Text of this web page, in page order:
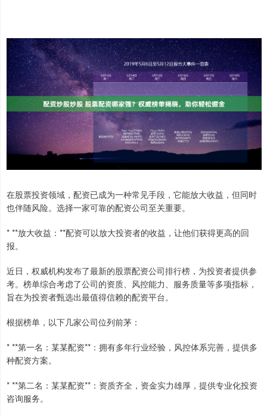
在股票投资领域，配资已成为一种常见手段，它能放大收益，但同时
也伴随风险。选择一家可靠的配资公司至关重要。
* **放大收益：**配资可以放大投资者的收益，让他们获得更高的回
报。
近日，权威机构发布了最新的股票配资公司排行榜，为投资者提供参
考。榜单综合考虑了公司的资质、风控能力、服务质量等多项指标，
旨在为投资者甄选出最值得信赖的配资平台。
根据榜单，以下几家公司位列前茅：
* **第一名：某某配资**：拥有多年行业经验，风控体系完善，提供多
种配资方案。
* **第二名：某某配资**：资质齐全，资金实力雄厚，提供专业化投资
咨询服务。